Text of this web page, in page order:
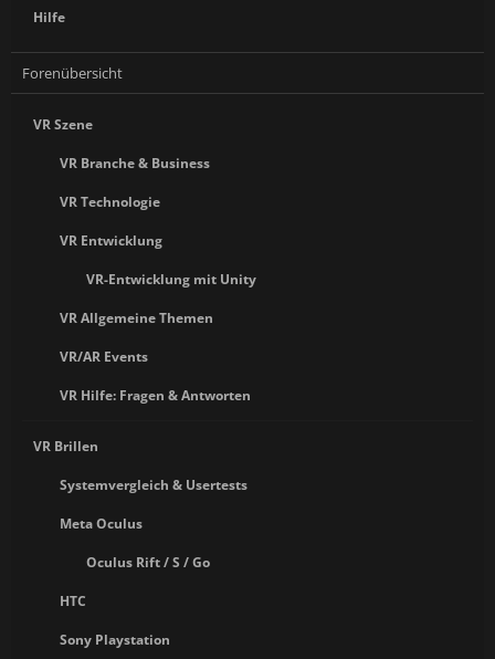
Hilfe
Forenübersicht
VR Szene
VR Branche & Business
VR Technologie
VR Entwicklung
VR-Entwicklung mit Unity
VR Allgemeine Themen
VR/AR Events
VR Hilfe: Fragen & Antworten
VR Brillen
Systemvergleich & Usertests
Meta Oculus
Oculus Rift / S / Go
HTC
Sony Playstation